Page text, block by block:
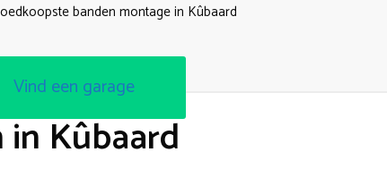
banden montage in Kûbaard
Vind een garage
in Kûbaard